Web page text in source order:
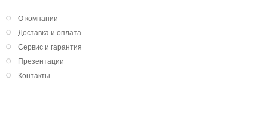
О компании
Доставка и оплата
Сервис и гарантия
Презентации
Контакты